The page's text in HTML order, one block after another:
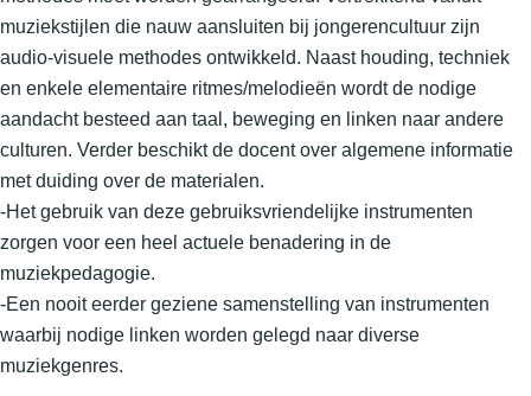
muziekstijlen die nauw aansluiten bij jongerencultuur zijn
audio-visuele methodes ontwikkeld. Naast houding, techniek
en enkele elementaire ritmes/melodieën wordt de nodige
aandacht besteed aan taal, beweging en linken naar andere
culturen. Verder beschikt de docent over algemene informatie
met duiding over de materialen.
-Het gebruik van deze gebruiksvriendelijke instrumenten
zorgen voor een heel actuele benadering in de
muziekpedagogie.
-Een nooit eerder geziene samenstelling van instrumenten
waarbij nodige linken worden gelegd naar diverse
muziekgenres.